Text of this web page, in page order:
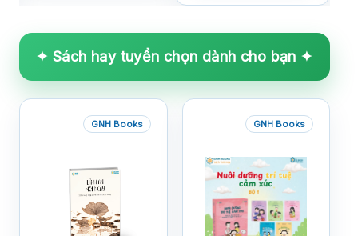
✦ Sách hay tuyển chọn dành cho bạn ✦
GNH Books GNH Books